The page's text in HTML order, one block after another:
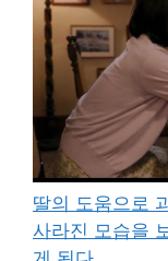
딸의 도움으로
사라진 모습을